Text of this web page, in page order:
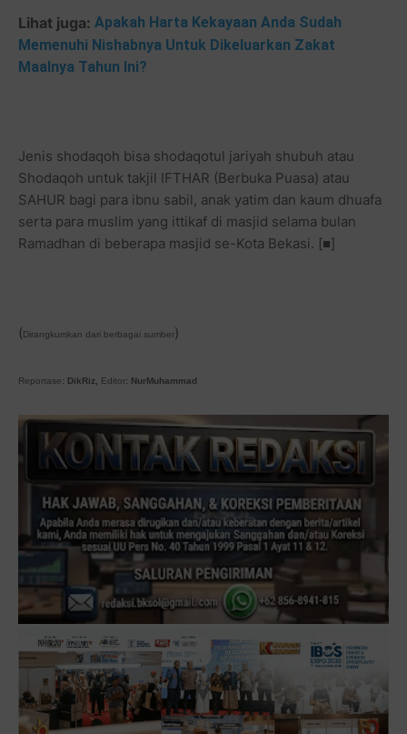
Lihat juga: Apakah Harta Kekayaan Anda Sudah
Memenuhi Nishabnya Untuk Dikeluarkan Zakat
Maalnya Tahun Ini?
Jenis shodaqoh bisa shodaqotul jariyah shubuh atau
Shodaqoh untuk takjil IFTHAR (Berbuka Puasa) atau
SAHUR bagi para ibnu sabil, anak yatim dan kaum dhuafa
serta para muslim yang ittikaf di masjid selama bulan
Ramadhan di beberapa masjid se-Kota Bekasi. [■]
(Dirangkumkan dari berbagai sumber)
Reportase: DikRiz, Editor: NurMuhammad